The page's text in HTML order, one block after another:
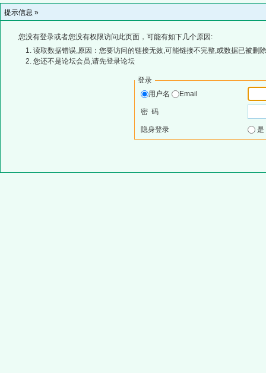
提示信息 »
您没有登录或者您没有权限访问此页面，可能有如下几个原因:
读取数据错误,原因：您要访问的链接无效,可能链接不完整,或数据已被删
您还不是论坛会员,请先登录论坛
登录
用户名
Email
密 码
隐身登录